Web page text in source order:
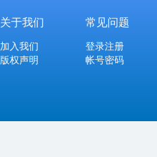
关于我们
加入我们
版权声明
常见问题
登录注册
帐号密码